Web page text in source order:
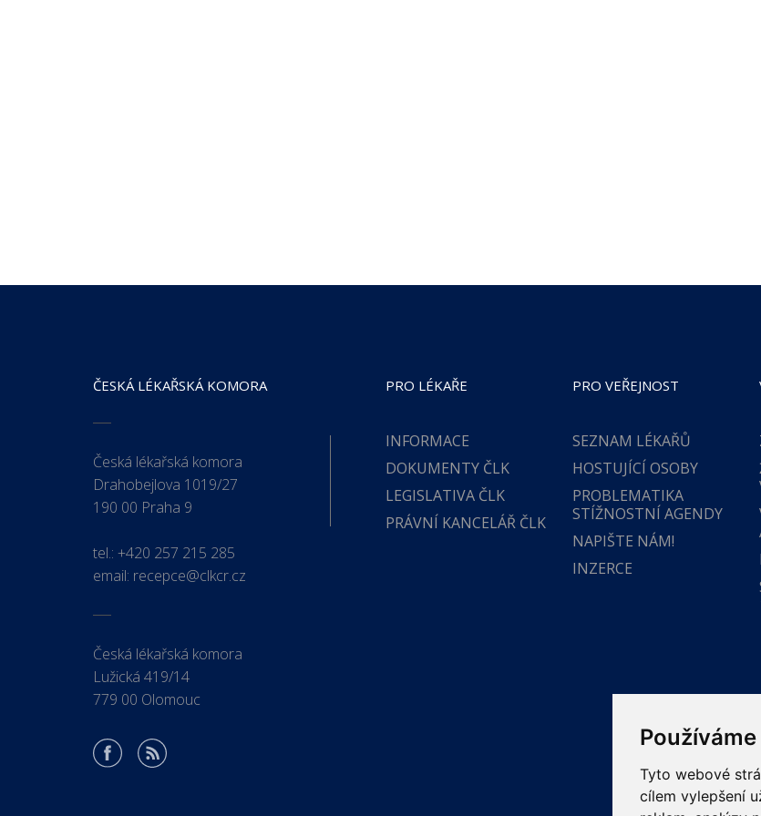
Tyto webové
cílem vylepšení
ČESKÁ LÉKAŘSKÁ KOMORA
Česká lékařská komora
Drahobejlova 1019/27
190 00 Praha 9
tel.: +420 257 215 285
email: recepce@clkcr.cz
Česká lékařská komora
Lužická 419/14
779 00 Olomouc
PRO LÉKAŘE
INFORMACE
DOKUMENTY ČLK
LEGISLATIVA ČLK
PRÁVNÍ KANCELÁŘ ČLK
PRO VEŘEJNOST
SEZNAM LÉKAŘŮ
HOSTUJÍCÍ OSOBY
PROBLEMATIKA
STÍŽNOSTNÍ AGENDY
NAPIŠTE NÁM!
INZERCE